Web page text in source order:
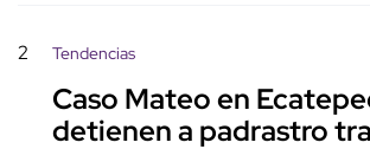
2 Tendencias
Caso Mateo en
detienen a padrastro